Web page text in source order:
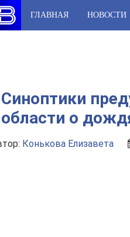
ГЛАВНАЯ НОВОСТИ
Синоптики
области о
Конькова Елизавета